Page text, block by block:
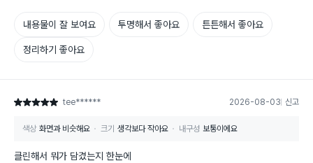
내용물이 잘 보여요 투명해서 좋아요 튼튼해서 좋아요
정리하기 좋아요
별점 5점 tee****** 2026-08-03 신고
색상 화면과 비슷해요 크기 생각보다 작아요 내구성 보통이에요
클린해서 뭐가 담겼는지 한눈에